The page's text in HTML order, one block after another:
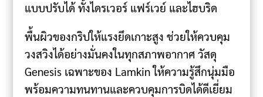
แบบปรับได้ ทั้งไดรเวอร์ แฟร์เวย์ และไฮบริด
พื้นผิวของกริปให้แรงยึดเกาะสูง ช่วยให้ควบคุม
วงสวิงได้อย่างมั่นคงในทุกสภาพอากาศ วัสดุ
Genesis เฉพาะของ Lamkin ให้ความรู้สึกนุ่มมือ
พร้อมความทนทานและควบคุมการบิดได้ดีเยี่ยม